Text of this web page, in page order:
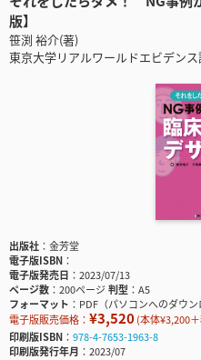
版】
笹渕 裕介(著)
東京大学リアルワールドエビデン
出版社
金芳堂
電子版ISBN
電子版発売日
2023/07/13
ページ数
200ページ判型
A5
フォーマット
PDF（パソコンへのダウン
電子版販売価格： ¥3,520(本体¥3,200
印刷版ISBN
978-4-7653-1963-8
印刷版発行年月
2023/07